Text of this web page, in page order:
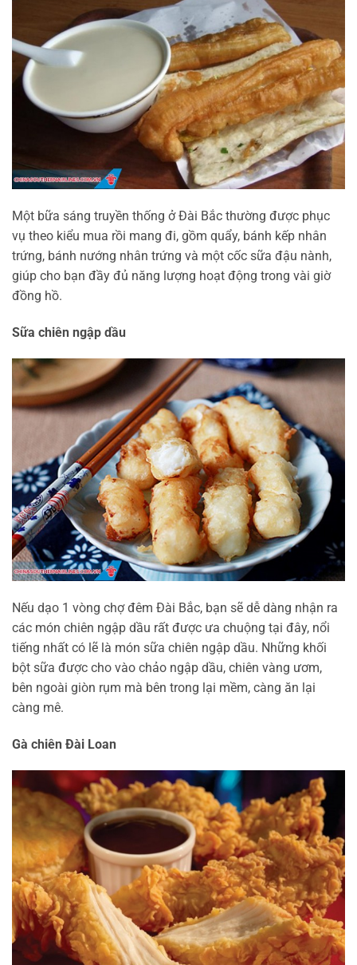
Một bữa sáng truyền thống ở Đài Bắc thường được phục
vụ theo kiểu mua rồi mang đi, gồm quẩy, bánh kếp nhân
trứng, bánh nướng nhân trứng và một cốc sữa đậu nành,
giúp cho bạn đầy đủ năng lượng hoạt động trong vài giờ
đồng hồ.
Sữa chiên ngập dầu
Nếu dạo 1 vòng chợ đêm Đài Bắc, bạn sẽ dễ dàng nhận ra
các món chiên ngập dầu rất được ưa chuộng tại đây, nổi
tiếng nhất có lẽ là món sữa chiên ngập dầu. Những khối
bột sữa được cho vào chảo ngập dầu, chiên vàng ươm,
bên ngoài giòn rụm mà bên trong lại mềm, càng ăn lại
càng mê.
Gà chiên Đài Loan